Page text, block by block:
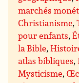
marchés
Christianisme,
pour enfants,
la Bible,
atlas bibliques,
Mysticisme,